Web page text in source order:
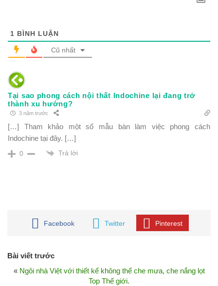
1 BÌNH LUẬN
Cũ nhất
Tại sao phong cách nội thất Indochine lại đang trở
thành xu hướng?
3 năm trước
[…] Tham khảo một số mẫu bàn làm việc phong cách
Indochine tại đây. […]
0 Trả lời
Facebook Twitter Pinterest
Bài viết trước
« Ngôi nhà Việt với thiết kế không thể che mưa, che nắng lọt
Top Thế giới.